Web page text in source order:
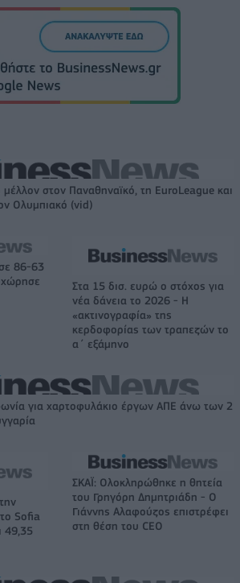
μέλλον στον Παναθηναϊκό, τη EuroLeague και
Ολυμπιακό (vid)
86-63
Στα 15 δισ. ευρώ ο στόχος για
νέα δάνεια το 2026 - Η
«ακτινογραφία» της
κερδοφορίας των τραπεζών το
α΄ εξάμηνο
για χαρτοφυλάκιο έργων ΑΠΕ άνω των 2
Sofia
49,35
ΣΚΑΪ: Ολοκληρώθηκε η θητεία
του Γρηγόρη Δημητριάδη - Ο
Γιάννης Αλαφούζος επιστρέφει
στη θέση του CEO